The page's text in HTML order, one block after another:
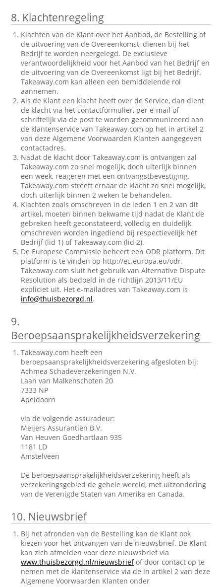
8. Klachtenregeling
Klachten van de Klant over het Aanbod, de Bestelling of
de uitvoering van de Overeenkomst, dienen bij het
Bedrijf te worden neergelegd. De exclusieve
verantwoordelijkheid voor het Aanbod van het Bedrijf en
de uitvoering van de Overeenkomst ligt bij het Bedrijf.
Takeaway.com kan alleen een bemiddelende rol
aannemen.
Als de Klant een klacht heeft over de Service, dan dient
de klacht via het contactformulier, per e-mail of
schriftelijk via de post te worden gecommuniceerd aan
de klantenservice van Takeaway.com op het in artikel 2
van deze Algemene Voorwaarden Klanten aangegeven
contactadres.
Nadat de klacht door Takeaway.com is ontvangen zal
Takeaway.com zo snel mogelijk, doch uiterlijk binnen
een week, reageren met een ontvangstbevestiging.
Takeaway.com streeft ernaar de klacht zo snel mogelijk,
doch uiterlijk binnen 2 weken te behandelen.
Klachten zoals omschreven in de leden 1 en 2 van dit
artikel, moeten binnen bekwame tijd nadat de Klant de
gebreken heeft geconstateerd, volledig en duidelijk
omschreven worden ingediend bij respectievelijk het
Bedrijf (lid 1) of Takeaway.com (lid 2).
De Europese Commissie beheert een ODR platform. Dit
platform is te vinden op http://ec.europa.eu/odr.
Takeaway.com sluit het gebruik van Alternative Dispute
Resolution als bedoeld in de richtlijn 2013/11/EU
expliciet uit. Het e-mailadres van Takeaway.com is
info@thuisbezorgd.nl.
9.
Beroepsaansprakelijkheidsverzekering
Takeaway.com heeft een
beroepsaansprakelijkheidsverzekering afgesloten bij:
Achmea Schadeverzekeringen N.V.
Laan van Malkenschoten 20
7333 NP
Apeldoorn
via de volgende assuradeur:
Meijers Assurantiën B.V.
Van Heuven Goedhartlaan 935
1181 LD
Amstelveen
De beroepsaansprakelijkheidsverzekering heeft als
verzekeringsgebied de gehele wereld, met uitzondering
van de Verenigde Staten van Amerika en Canada.
10. Nieuwsbrief
Bij het afronden van de Bestelling kan de Klant ook
kiezen voor het ontvangen van de nieuwsbrief. De Klant
kan zich afmelden voor deze nieuwsbrief via
www.thuisbezorgd.nl/nieuwsbriefof door contact op te
nemen met de klantenservice via de in artikel 2 van deze
Algemene Voorwaarden Klanten onder